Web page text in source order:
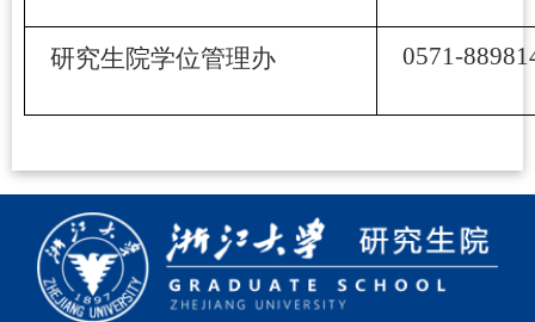
研究生院学位管理办 0571-